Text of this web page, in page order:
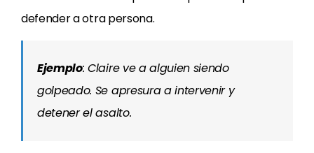
defender a otra persona.
Ejemplo: Claire ve a alguien siendo
golpeado. Se apresura a intervenir y
detener el asalto.